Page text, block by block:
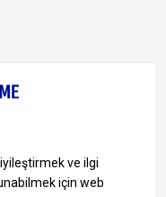
indirin.